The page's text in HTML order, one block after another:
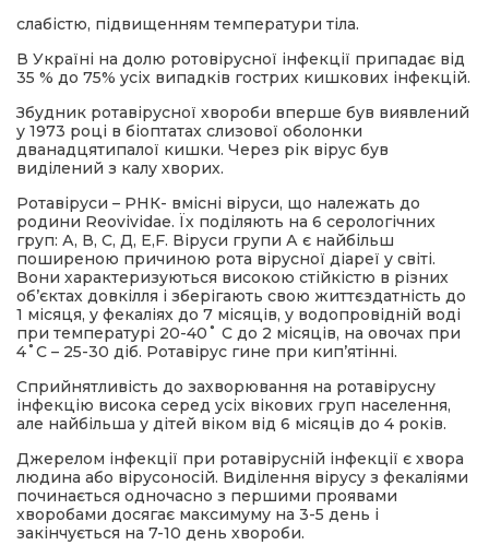
слабістю, підвищенням температури тіла.
В Україні на долю ротовірусної інфекції припадає від
35 % до 75% усіх випадків гострих кишкових інфекцій.
Збудник ротавірусної хвороби вперше був виявлений
у 1973 році в біоптатах слизової оболонки
дванадцятипалої кишки. Через рік вірус був
виділений з калу хворих.
Ротавіруси – РНК- вмісні віруси, що належать до
родини Reovividae. Їх поділяють на 6 серологічних
груп: А, В, С, Д, Е,F. Віруси групи А є найбільш
поширеною причиною рота вірусної діареї у світі.
Вони характеризуються високою стійкістю в різних
об’єктах довкілля і зберігають свою життєздатність до
1 місяця, у фекаліях до 7 місяців, у водопровідній воді
при температурі 20-40˚ С до 2 місяців, на овочах при
4˚С – 25-30 діб. Ротавірус гине при кип’ятінні.
Сприйнятливість до захворювання на ротавірусну
інфекцію висока серед усіх вікових груп населення,
але найбільша у дітей віком від 6 місяців до 4 років.
Джерелом інфекції при ротавірусній інфекції є хвора
людина або вірусоносій. Виділення вірусу з фекаліями
починається одночасно з першими проявами
хворобами досягає максимуму на 3-5 день і
закінчується на 7-10 день хвороби.